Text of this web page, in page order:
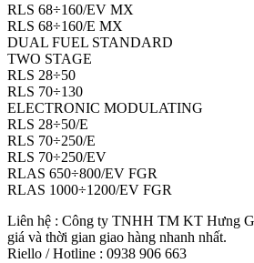
RLS 68÷160/EV MX
RLS 68÷160/E MX
DUAL FUEL STANDARD
TWO STAGE
RLS 28÷50
RLS 70÷130
ELECTRONIC MODULATING
RLS 28÷50/E
RLS 70÷250/E
RLS 70÷250/EV
RLAS 650÷800/EV FGR
RLAS 1000÷1200/EV FGR
Liên hệ : Công ty TNHH TM KT Hưng
giá và thời gian giao hàng nhanh nhất.
Riello / Hotline : 0938 906 663